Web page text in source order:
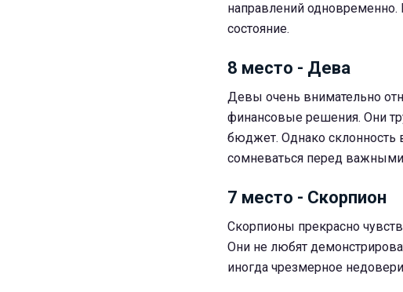
направлений
состояние.
8 место - Дева
Девы очень внимательно
финансовые решения. Они
бюджет. Однако склонность
сомневаться перед
7 место - Скорпион
Скорпионы прекрасно
Они не любят
иногда чрезмерное